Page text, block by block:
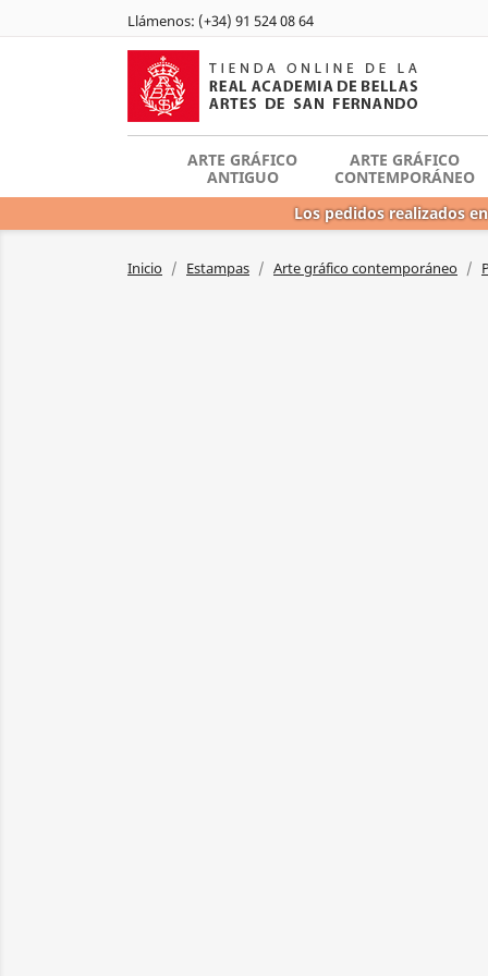
Llámenos: (+34) 91 524 08 64
ARTE GRÁFICO
ANTIGUO
ARTE GRÁFICO
CONTEMPORÁNEO
Los pedidos realizados
Inicio Estampas Arte gráfico contemporáneo